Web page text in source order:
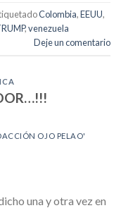
Colombia,EEUU,
,venezuela
Deje un comentario
OJO PELAO'
una y otra vez en